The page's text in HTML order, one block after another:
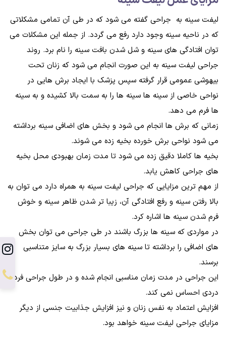
لیفت سینه به جراحی گفته می شود که در طی آن تمامی مشکلاتی
که در ناحیه سینه وجود دارد رفع می گردد. از جمله این مشکلات می
توان افتادگی های سینه و شل شدن بافت سینه را نام برد. روند
جراحی لیفت سینه به این صورت انجام می شود که زنان تحت
بیهوشی عمومی قرار گرفته سپس پزشک با ایجاد برش هایی در
نواحی خاصی از سینه ها سینه ها را به سمت بالا کشیده و به سینه
ها فرم می دهد.
زمانی که برش ها انجام می شود و بخش های اضافی سینه برداشته
می شود نواحی برش خورده بخیه زده می شوند.
بخیه ها کاملا دقیق زده می شود تا مدت زمان بهبودی محل بخیه
های جراحی کاهش یابد.
از مهم ترین مزایایی که جراحی لیفت سینه به همراه دارد می توان به
بالا رفتن سینه و رفع افتادگی آن، زیبا تر شدن ظاهر سینه و خوش
فرم شدن سینه ها اشاره کرد.
در مواردی که سینه ها بزرگ باشند در طی جراحی می توان بخش
های اضافی را برداشته تا سینه های بسیار بزرگ به سایز متناسبی
برسند.
این جراحی در مدت زمان مناسبی انجام شده و در طول جراحی فرد
دردی احساس نمی کند.
افزایش اعتماد به نفس زنان و نیز افزایش جذابیت جنسی از دیگر
مزایای جراحی لیفت سینه خواهد بود.